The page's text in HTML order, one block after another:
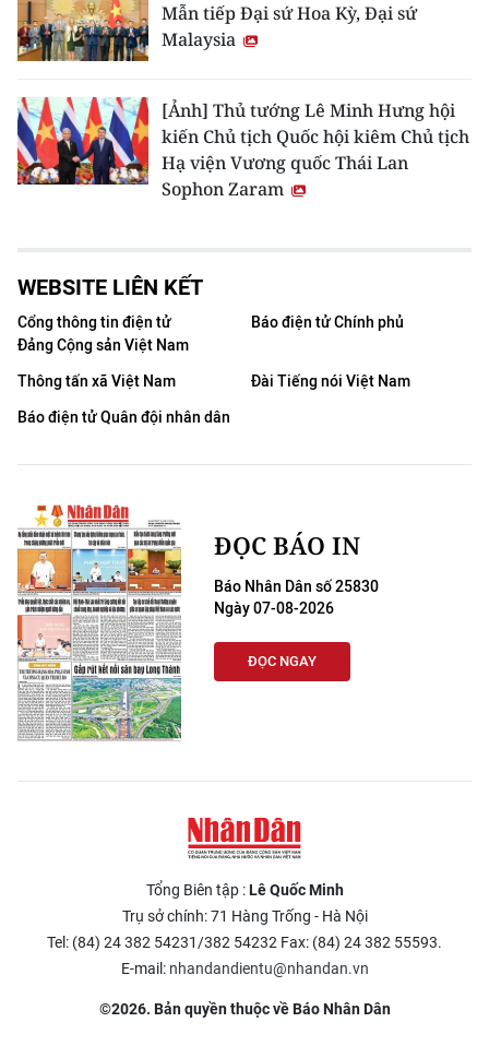
Mẫn tiếp Đại sứ Hoa Kỳ, Đại sứ
Malaysia
[Ảnh] Thủ tướng Lê Minh Hưng hội
kiến Chủ tịch Quốc hội kiêm Chủ tịch
Hạ viện Vương quốc Thái Lan
Sophon Zaram
WEBSITE LIÊN KẾT
Cổng thông tin điện tử
Đảng Cộng sản Việt Nam
Báo điện tử Chính phủ
Thông tấn xã Việt Nam
Đài Tiếng nói Việt Nam
Báo điện tử Quân đội nhân dân
ĐỌC BÁO IN
Báo Nhân Dân số 25830
Ngày 07-08-2026
ĐỌC NGAY
Tổng Biên tập :Lê Quốc Minh
Trụ sở chính: 71 Hàng Trống - Hà Nội
Tel: (84) 24 382 54231/382 54232 Fax: (84) 24 382 55593.
E-mail: nhandandientu@nhandan.vn
©2026. Bản quyền thuộc về Báo Nhân Dân